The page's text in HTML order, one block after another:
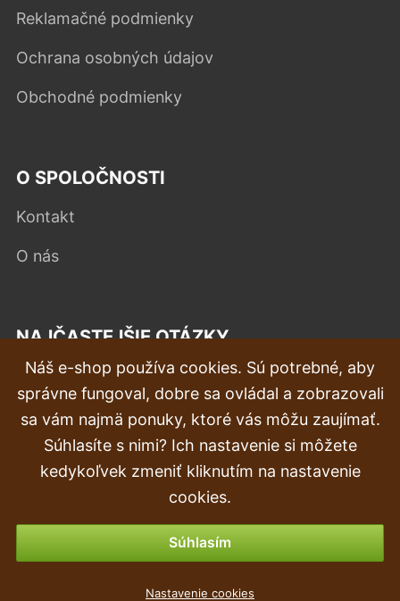
Reklamačné podmienky
Ochrana osobných údajov
Obchodné podmienky
O SPOLOČNOSTI
Kontakt
O nás
NAJČASTEJŠIE OTÁZKY
Reklamácia
Doprava a doručenie
Objednávka
Vrátenie tovaru & vrátenie peňazí
Náš e-shop používa cookies. Sú potrebné, aby
správne fungoval, dobre sa ovládal a zobrazovali
sa vám najmä ponuky, ktoré vás môžu zaujímať.
Súhlasíte s nimi? Ich nastavenie si môžete
kedykoľvek zmeniť kliknutím na nastavenie
cookies.
Súhlasím
Nastavenie cookies